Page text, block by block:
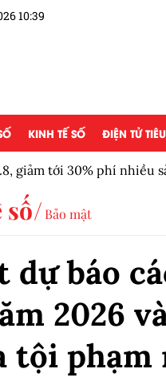
10:39
KINH TẾ SỐ ĐIỆN TỬ
giảm tới 30% phí nhiều
số Bảo mật
dự báo
2026
tội phạm